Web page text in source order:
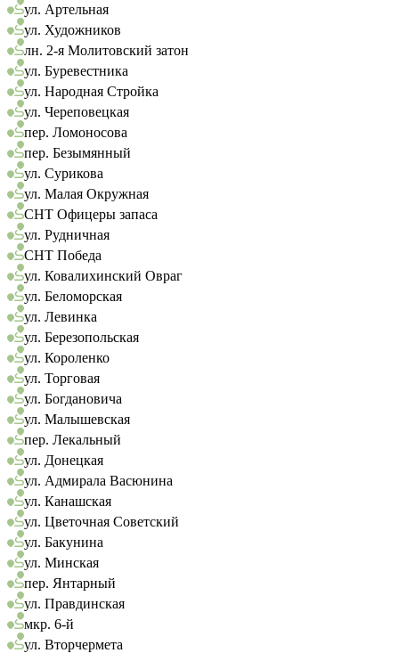
ул. Артельная
ул. Художников
лн. 2-я Молитовский затон
ул. Буревестника
ул. Народная Стройка
ул. Череповецкая
пер. Ломоносова
пер. Безымянный
ул. Сурикова
ул. Малая Окружная
СНТ Офицеры запаса
ул. Рудничная
СНТ Победа
ул. Ковалихинский Овраг
ул. Беломорская
ул. Левинка
ул. Березопольская
ул. Короленко
ул. Торговая
ул. Богдановича
ул. Малышевская
пер. Лекальный
ул. Донецкая
ул. Адмирала Васюнина
ул. Канашская
ул. Цветочная Советский
ул. Бакунина
ул. Минская
пер. Янтарный
ул. Правдинская
мкр. 6-й
ул. Вторчермета